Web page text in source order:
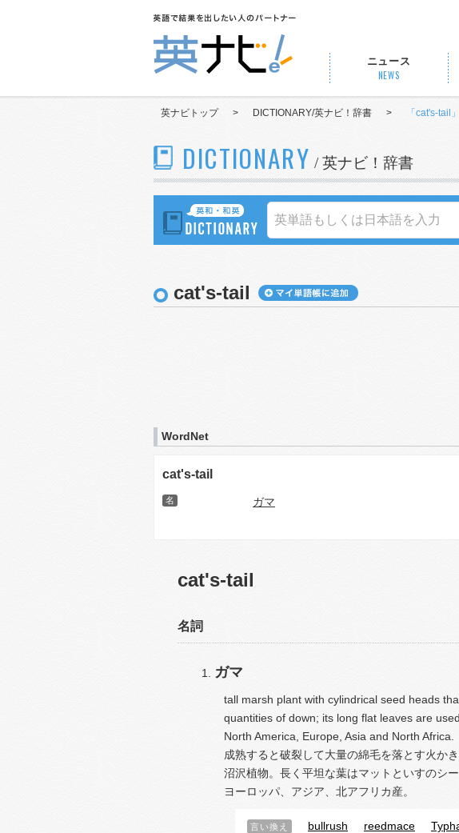
ニュース
NEWS
英ナビトップ > DICTIONARY/英ナビ！辞書 > 「cat's-tail
DICTIONARY / 英ナビ！辞書
cat's-tail
WordNet
cat's-tail
名 ガマ
cat's-tail
名詞
ガマ
tall marsh plant with cylindrical seed heads
quantities of down; its long flat leaves are
North America, Europe, Asia and North Africa.
成熟すると破裂して大量の綿毛を落とす火か
沼沢植物。長く平坦な葉はマットといすのシ
ヨーロッパ、アジア、北アフリカ産。
言い換え bullrush reedmace